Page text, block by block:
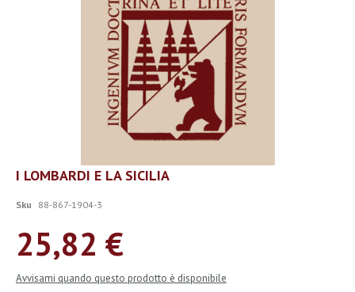
Vai
all'inizio
galleria
immagini
I LOMBARDI E LA SICILIA
Sku 88-867-1904-3
25,82 €
Avvisami quando questo prodotto è disponibile